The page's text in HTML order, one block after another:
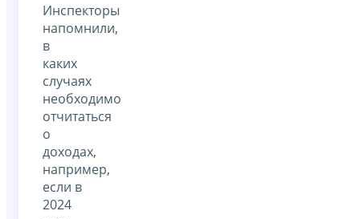
Инспекторы
напомнили,
в
каких
случаях
необходимо
отчитаться
о
доходах,
например,
если в
2024